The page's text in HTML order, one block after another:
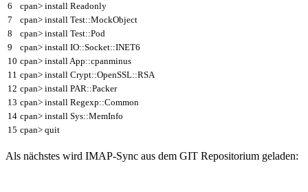
6
7
8
9
10
11
12
13
14
15
cpan> install Readonly
cpan> install Test::MockObject
cpan> install Test::Pod
cpan> install IO::Socket::INET6
cpan> installApp::cpanminus
cpan> install Crypt::OpenSSL::RSA
cpan> install PAR::Packer
cpan> install Regexp::Common
cpan> install Sys::MemInfo
cpan> quit
Als nächstes wird IMAP-Sync aus dem GIT Repositorium geladen: